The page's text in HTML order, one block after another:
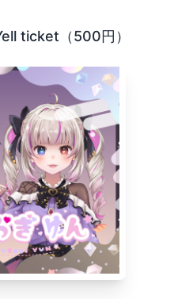
ticket（500円）